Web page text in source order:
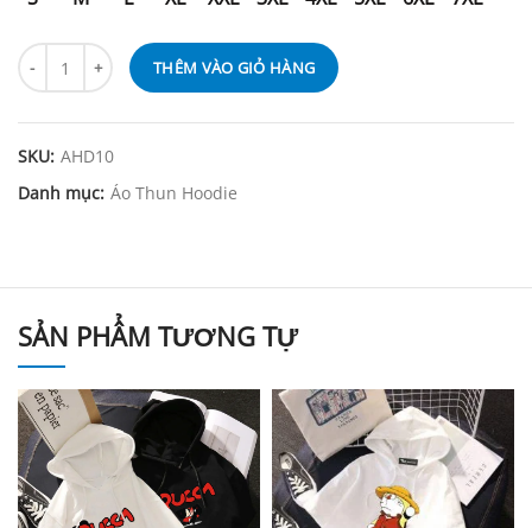
THÊM VÀO GIỎ HÀNG
SKU: AHD10
Danh mục: Áo Thun Hoodie
SẢN PHẨM TƯƠNG TỰ